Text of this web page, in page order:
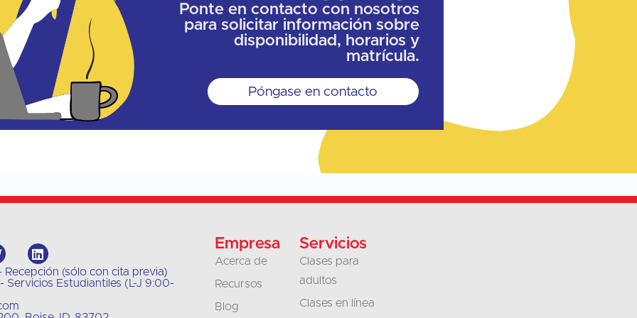
Ponte en contacto con nosotros
para solicitar información sobre
disponibilidad, horarios y
matrícula.
Póngase en contacto
Recepción (sólo con cita previa)
Servicios Estudiantiles (L-J 9:00-
Empresa
Acerca de
Recursos
Blog
Servicios
Clases para
adultos
Clases en línea